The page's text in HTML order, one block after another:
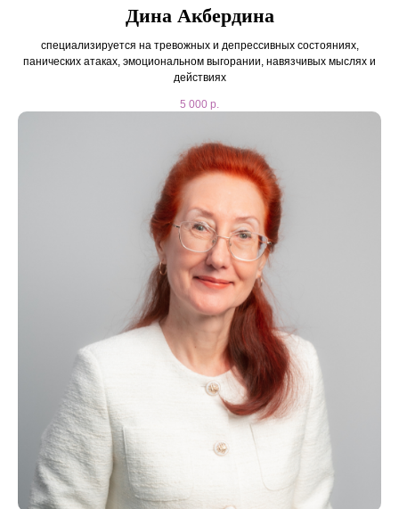
Дина Акбердина
специализируется на тревожных и депрессивных состояниях,
панических атаках, эмоциональном выгорании, навязчивых мыслях и
действиях
5 000 р.